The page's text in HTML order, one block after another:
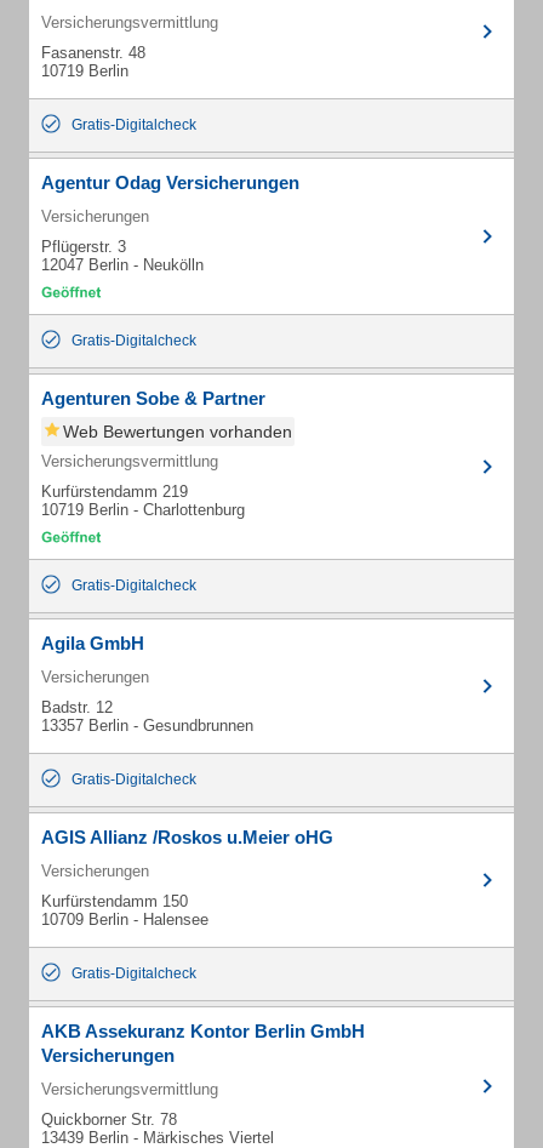
Versicherungsvermittlung
Fasanenstr. 48
10719 Berlin
Gratis-Digitalcheck
Agentur Odag Versicherungen
Versicherungen
Pflügerstr. 3
12047 Berlin - Neukölln
Gratis-Digitalcheck
Agenturen Sobe & Partner
Web Bewertungen vorhanden
Versicherungsvermittlung
Kurfürstendamm 219
10719 Berlin - Charlottenburg
Gratis-Digitalcheck
Agila GmbH
Versicherungen
Badstr. 12
13357 Berlin - Gesundbrunnen
Gratis-Digitalcheck
AGIS Allianz /Roskos u.Meier oHG
Versicherungen
Kurfürstendamm 150
10709 Berlin - Halensee
Gratis-Digitalcheck
AKB Assekuranz Kontor Berlin GmbH
Versicherungen
Versicherungsvermittlung
Quickborner Str. 78
13439 Berlin - Märkisches Viertel